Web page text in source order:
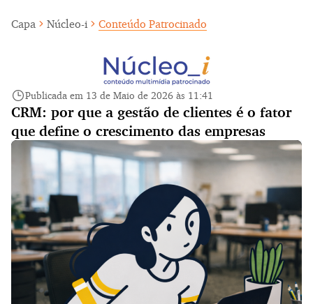
Capa Núcleo-i Conteúdo Patrocinado
Publicada em 13 de Maio de 2026 às 11:41
CRM: por que a gestão de clientes é o fator
que define o crescimento das empresas